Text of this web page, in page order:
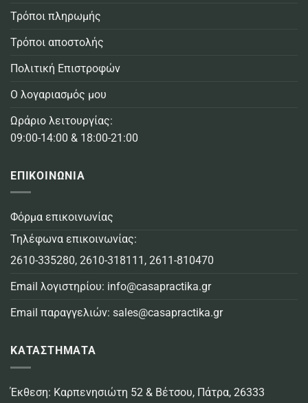
Τρόποι πληρωμής
Τρόποι αποστολής
Πολιτική Επιστροφών
Ο λογαριασμός μου
Ωράριο λειτουργίας:
09:00-14:00 & 18:00-21:00
ΕΠΙΚΟΙΝΩΝΙΑ
Φόρμα επικοινωνίας
Τηλέφωνα επικοινωνίας:
2610-335280, 2610-318111 , 2611-810470
Email λογιστηρίου: info@casapractika.gr
Email παραγγελιών: sales@casapractika.gr
ΚΑΤΑΣΤΗΜΑΤΑ
Έκθεση: Καρπενησιώτη 52 & Βέτσου, Πάτρα, 26333